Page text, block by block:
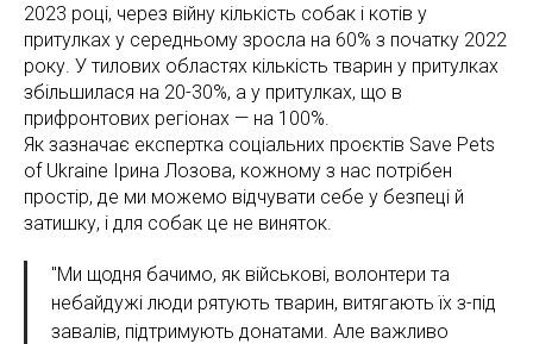
2023 році, через війну кількість собак і котів у
притулках у середньому зросла на 60% з початку 2022
року. У тилових областях кількість тварин у притулках
збільшилася на 20-30%, а у притулках, що в
прифронтових регіонах — на 100%.
Як зазначає експертка соціальних проєктів Save Pets
of Ukraine Ірина Лозова, кожному з нас потрібен
простір, де ми можемо відчувати себе у безпеці й
затишку, і для собак це не виняток.
"Ми щодня бачимо, як військові, волонтери та
небайдужі люди рятують тварин, витягають їх з-під
завалів, підтримують донатами. Але важливо